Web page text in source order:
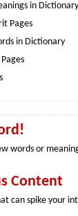
in Dictionary
Pages
in Dictionary
words or
Content
can spike your